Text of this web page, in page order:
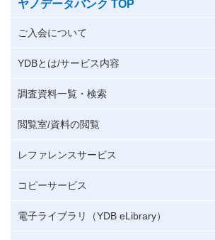
ヤノデータバンク TOP
ご入会について
YDBとは/サービス内容
調査資料一覧・検索
閲覧室/資料の閲覧
レファレンスサービス
コピーサービス
電子ライブラリ（YDB eLibrary）